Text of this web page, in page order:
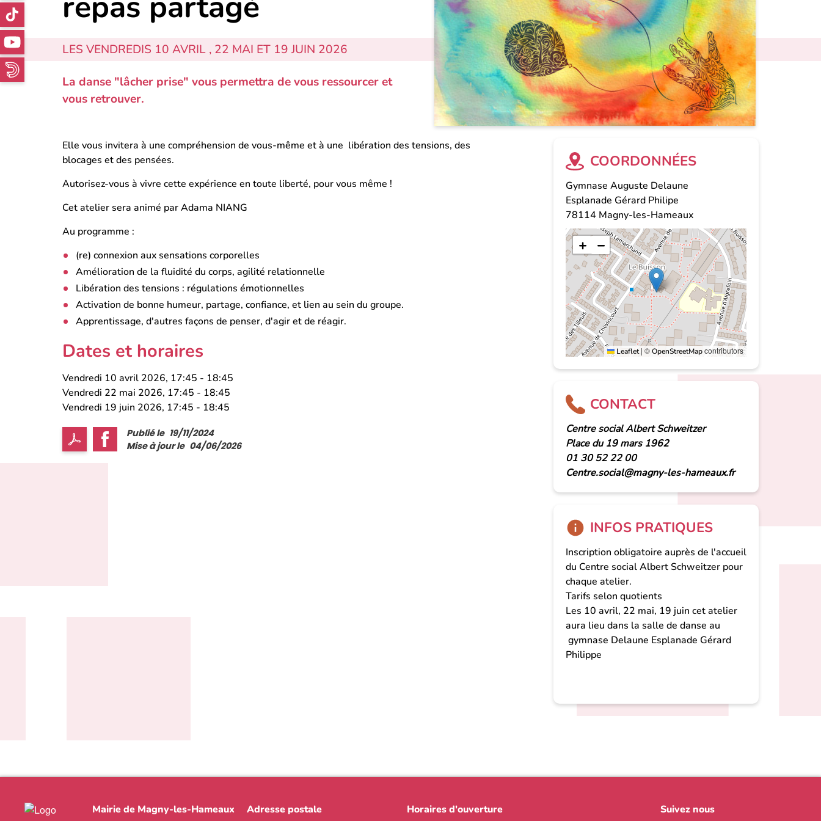
LES VENDREDIS 10 AVRIL , 22 MAI ET 19 JUIN 2026
La danse "lâcher prise" vous permettra de vous ressourcer et
vous retrouver.
Elle vous invitera à une compréhension de vous-même et à une libération des tensions, des
blocages et des pensées.
Autorisez-vous à vivre cette expérience en toute liberté, pour vous même !
Cet atelier sera animé par Adama NIANG
Au programme :
(re) connexion aux sensations corporelles
Amélioration de la fluidité du corps, agilité relationnelle
Libération des tensions : régulations émotionnelles
Activation de bonne humeur, partage, confiance, et lien au sein du groupe.
Apprentissage, d'autres façons de penser, d'agir et de réagir.
Dates et horaires
Vendredi 10 avril 2026, 17:45 - 18:45
Vendredi 22 mai 2026, 17:45 - 18:45
Vendredi 19 juin 2026, 17:45 - 18:45
Publié le 19/11/2024
Mise à jour le 04/06/2026
COORDONNÉES
Gymnase Auguste Delaune
Esplanade Gérard Philipe
78114 Magny-les-Hameaux
+ −
Leaflet | ©OpenStreetMapcontributors
CONTACT
Centre social Albert Schweitzer
Place du 19 mars 1962
01 30 52 22 00
Centre.social@magny-les-hameaux.fr
INFOS PRATIQUES
Inscription obligatoire auprès de l'accueil
du Centre social Albert Schweitzer pour
chaque atelier.
Tarifs selon quotients
Les 10 avril, 22 mai, 19 juin cet atelier
aura lieu dans la salle de danse au
gymnase Delaune Esplanade Gérard
Philippe
Mairie de Magny-les-Hameaux Adresse postale Horaires d'ouverture Suivez nous